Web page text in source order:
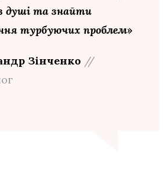
душі та знайти
турбуючих проблем»
Зінченко //